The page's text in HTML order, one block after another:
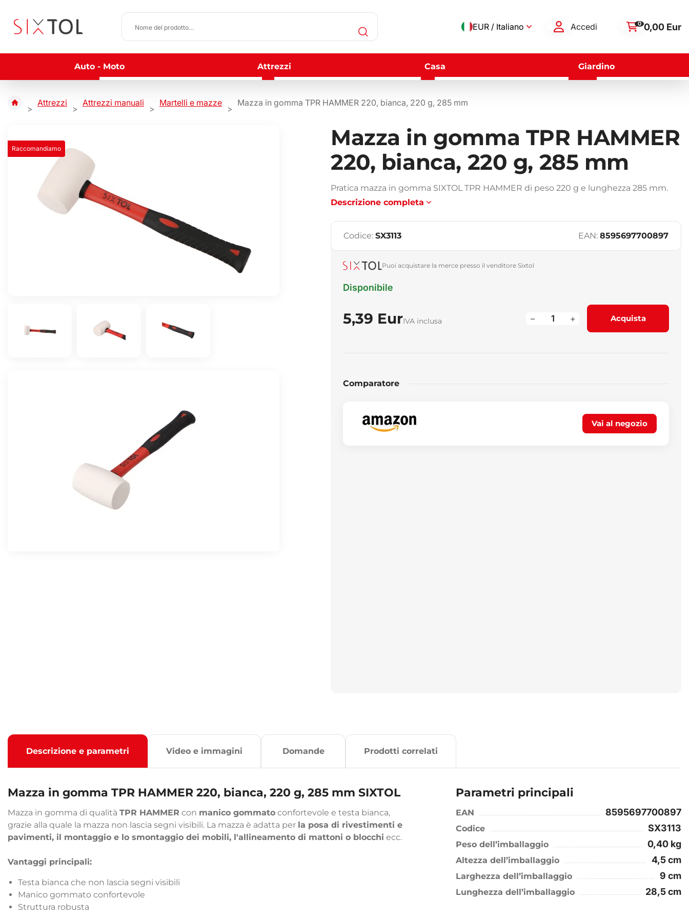
EUR / Italiano Accedi 0 0,00 Eur
Auto - Moto Attrezzi Casa Giardino
Attrezzi Attrezzi manuali Martelli e mazze Mazza in gomma TPR HAMMER 220, bianca, 220 g, 285 mm
Mazza in gomma TPR HAMMER
220, bianca, 220 g, 285 mm
Pratica mazza in gomma SIXTOL TPR HAMMER di peso 220 g e lunghezza 285 mm.
Descrizione completa
Raccomandiamo
Codice: SX3113 EAN: 8595697700897
Puoi acquistare la merce presso il venditore Sixtol
Disponibile
5,39 EurIVA inclusa +
– Acquista
Comparatore
Vai al negozio
Descrizione e parametri Video e immagini Domande Prodotti correlati
Mazza in gomma TPR HAMMER 220, bianca, 220 g, 285 mm SIXTOL
Mazza in gomma di qualità TPR HAMMER con manico gommato confortevole e testa bianca,
grazie alla quale la mazza non lascia segni visibili. La mazza è adatta per la posa di rivestimenti e
pavimenti, il montaggio e lo smontaggio dei mobili, l'allineamento di mattoni o blocchi ecc.
Vantaggi principali:
Testa bianca che non lascia segni visibili
Manico gommato confortevole
Struttura robusta
Parametri principali
EAN 8595697700897
Codice SX3113
Peso dell’imballaggio 0,40 kg
Altezza dell’imballaggio 4,5 cm
Larghezza dell’imballaggio 9 cm
Lunghezza dell’imballaggio 28,5 cm